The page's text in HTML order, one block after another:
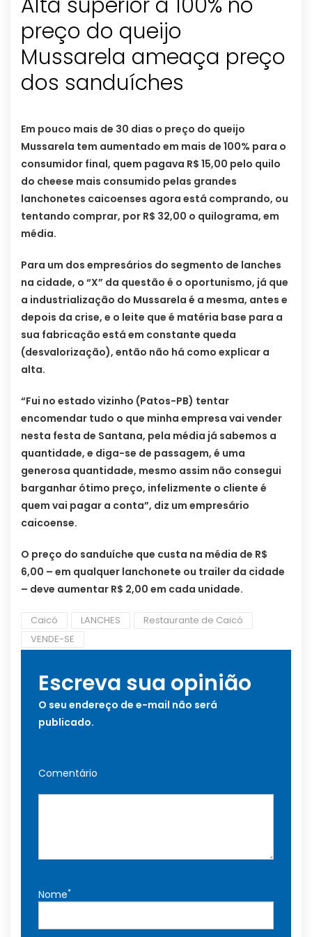
preço do queijo
Mussarela ameaça preço
dos sanduíches
Em pouco mais de 30 dias o preço do queijo
Mussarela tem aumentado em mais de 100% para o
consumidor final, quem pagava R$ 15,00 pelo quilo
do cheese mais consumido pelas grandes
lanchonetes caicoenses agora está comprando, ou
tentando comprar, por R$ 32,00 o quilograma, em
média.
Para um dos empresários do segmento de lanches
na cidade, o “X” da questão é o oportunismo, já que
a industrialização do Mussarela é a mesma, antes e
depois da crise, e o leite que é matéria base para a
sua fabricação está em constante queda
(desvalorização), então não há como explicar a
alta.
“Fui no estado vizinho (Patos-PB) tentar
encomendar tudo o que minha empresa vai vender
nesta festa de Santana, pela média já sabemos a
quantidade, e diga-se de passagem, é uma
generosa quantidade, mesmo assim não consegui
barganhar ótimo preço, infelizmente o cliente é
quem vai pagar a conta”, diz um empresário
caicoense.
O preço do sanduíche que custa na média de R$
6,00 – em qualquer lanchonete ou trailer da cidade
– deve aumentar R$ 2,00 em cada unidade.
Caicó LANCHES
Restaurante de Caicó
VENDE-SE
Escreva sua opinião
O seu endereço de e-mail não será
publicado.
Comentário
Nome*